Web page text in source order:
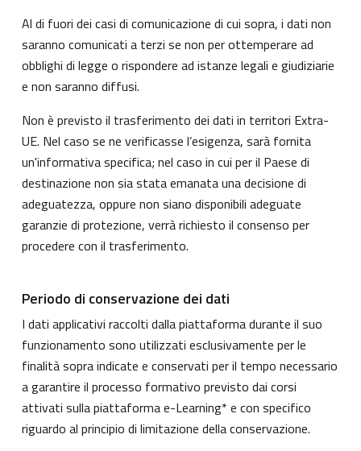
Al di fuori dei casi di comunicazione di cui sopra, i dati non
saranno comunicati a terzi se non per ottemperare ad
obblighi di legge o rispondere ad istanze legali e giudiziarie
e non saranno diffusi.
Non è previsto il trasferimento dei dati in territori Extra-
UE. Nel caso se ne verificasse l’esigenza, sarà fornita
un'informativa specifica; nel caso in cui per il Paese di
destinazione non sia stata emanata una decisione di
adeguatezza, oppure non siano disponibili adeguate
garanzie di protezione, verrà richiesto il consenso per
procedere con il trasferimento.
Periodo di conservazione dei dati
I dati applicativi raccolti dalla piattaforma durante il suo
funzionamento sono utilizzati esclusivamente per le
finalità sopra indicate e conservati per il tempo necessario
a garantire il processo formativo previsto dai corsi
attivati sulla piattaforma e-Learning* e con specifico
riguardo al principio di limitazione della conservazione.